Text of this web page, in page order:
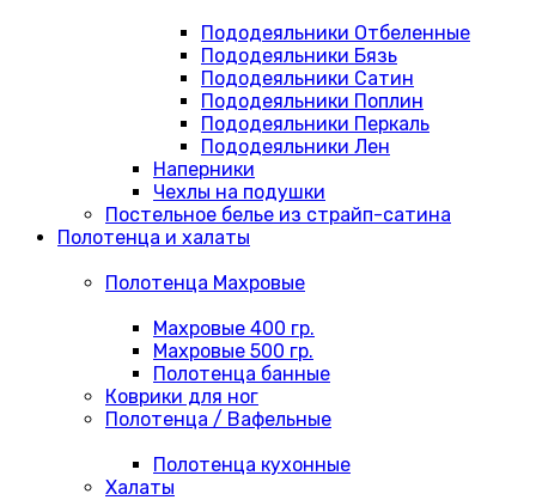
Пододеяльники Отбеленные
Пододеяльники Бязь
Пододеяльники Сатин
Пододеяльники Поплин
Пододеяльники Перкаль
Пододеяльники Лен
Наперники
Чехлы на подушки
Постельное белье из страйп-сатина
Полотенца и халаты
Полотенца Махровые
Махровые 400 гр.
Махровые 500 гр.
Полотенца банные
Коврики для ног
Полотенца / Вафельные
Полотенца кухонные
Халаты